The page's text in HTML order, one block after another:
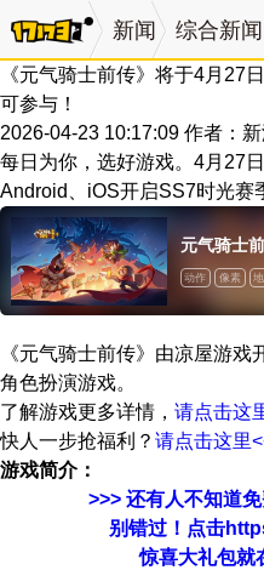
新闻 综合新闻
《元气骑士前传》将于4月27
可参与！
2026-04-23 10:17:09 作者：
每日为你，选好游戏。4月27
Android、iOS开启SS7时光赛
元气骑士
动作 像素
《元气骑士前传》由凉屋游
角色扮演游戏。
了解游戏更多详情， 请点击这
快人一步抢福利？ 请点击这里
游戏简介：
>>> 还有人不知道
别错过！点击
惊喜大礼包就